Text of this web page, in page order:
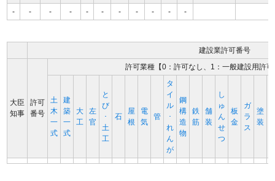
- - - - - - - - - - -
建設業許可番号
大臣
知事
許可
番号
許可業種【0：許可なし、1：一般建設用許
土
木
一
式
建
築
一
式
大
工
左
官
と
び
･
土
工
石
屋
根
電
気
管
タ
イ
ル
･
れ
ん
が
鋼
構
造
物
鉄
筋
舗
装
し
ゅ
ん
せ
つ
板
金
ガ
ラ
ス
塗
装